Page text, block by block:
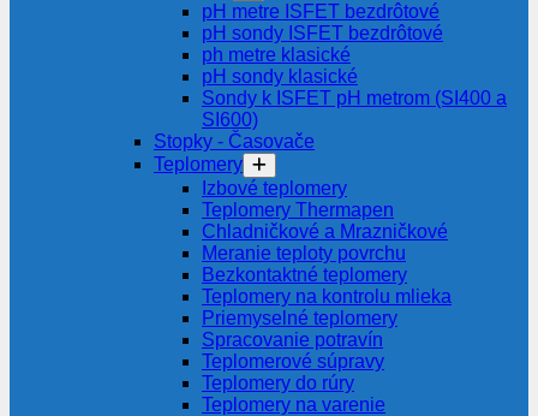
pH metre ISFET bezdrôtové
pH sondy ISFET bezdrôtové
ph metre klasické
pH sondy klasické
Sondy k ISFET pH metrom (SI400 a
SI600)
Stopky - Časovače
Teplomery
Izbové teplomery
Teplomery Thermapen
Chladničkové a Mrazničkové
Meranie teploty povrchu
Bezkontaktné teplomery
Teplomery na kontrolu mlieka
Priemyselné teplomery
Spracovanie potravín
Teplomerové súpravy
Teplomery do rúry
Teplomery na varenie